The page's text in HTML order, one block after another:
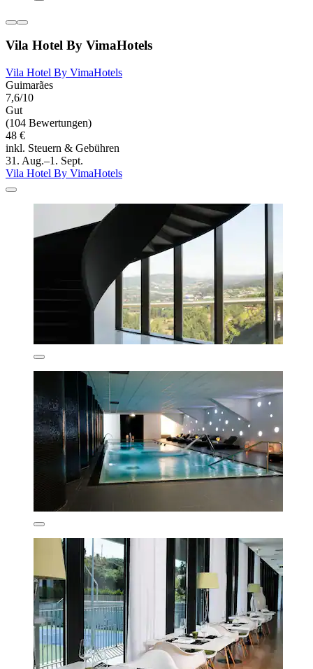
Vila Hotel By VimaHotels
Vila Hotel By VimaHotels
Guimarães
7,6/10
Gut
(104 Bewertungen)
48 €
inkl. Steuern & Gebühren
31. Aug.–1. Sept.
Vila Hotel By VimaHotels